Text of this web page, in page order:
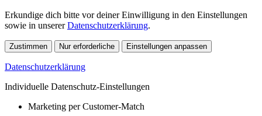
Erkundige dich bitte vor deiner Einwilligung in den Einstellungen
sowie in unsererDatenschutzerklärung.
Zustimmen Nur erforderliche Einstellungen anpassen
Datenschutzerklärung
Individuelle Datenschutz-Einstellungen
Marketing per Customer-Match